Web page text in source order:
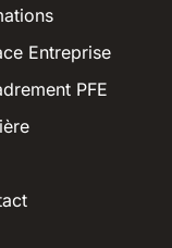
Entreprise
PFE